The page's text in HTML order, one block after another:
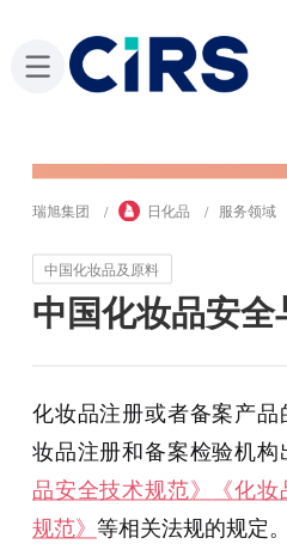
瑞旭集团 日化品 服务领域
中国化妆品及原料
中国化妆品安
化妆品注册或者备案产
妆品注册和备案检验机
品安全技术规范》
《化
规范》 等相关法规的规定。